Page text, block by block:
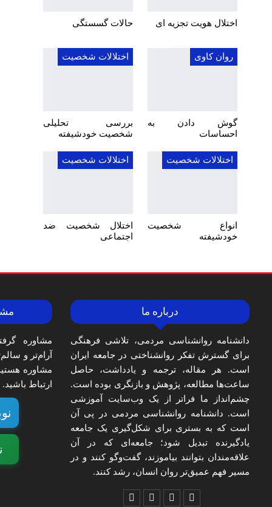
اختلال هویت تجزیه ای حالات گسستگی
روان کاوی
گوش دادن به
احساسات
اختلالات شخصیت
بررسی تحلیلی
شخصیت خودشیفته
اختلالات شخصیت
انواع شخصیت
خودشیفته
اختلالات شخصیت
اختلال شخصیت ضد
اجتماعی
درباره ما
دانشنامه روانشناسی مردمی، تلاشی فرهنگی
برای گسترش تفکر روانشناختی در جامعه ایران
است. هر مقاله، ترجمه و یادداشت، حاصل
ساعت‌ها مطالعه، پژوهش و بازنگری بوده است.
چشم‌انداز ما فراتر از یک وب‌سایت آموزشی
است. دانشنامه روانشناسی مردمی در پی آن
است که به بستری برای شکل‌گیری یک جامعه
یادگیرنده تبدیل شود؛ جامعه‌ای که در آن
علاقه‌مندان بتوانند بیاموزند، گفت‌وگو کنند و در
مسیر فهم عمیق‌تر روان انسان، رشد کنند.
مشاوره
آرام‌تر و
مشاوره
ارتباط باشید.